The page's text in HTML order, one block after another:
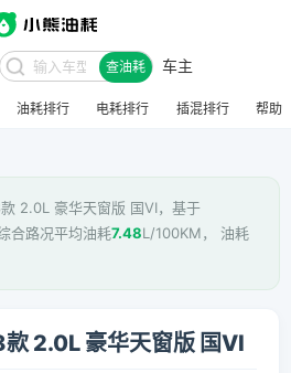
查油耗 车主
油耗排行 电耗排行 插混排行 帮助
2.0L 豪华天窗版 国VI，基于
合路况平均油耗7.48L/100KM， 油耗
2.0L 豪华天窗版 国VI